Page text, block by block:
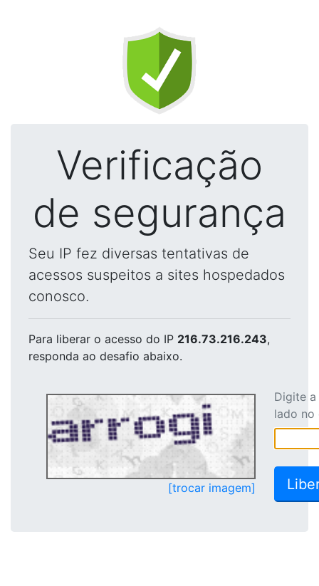
Verificação
de segurança
Seu IP fez diversas tentativas de
acessos suspeitos a sites hospedados
conosco.
Para liberar o acesso do IP 216.73.216.243,
responda ao desafio abaixo.
[trocar imagem]
Digite
lado no